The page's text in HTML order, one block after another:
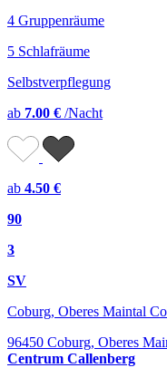
4 Gruppenräume
5 Schlafräume
Selbstverpflegung
ab 7.00 € /Nacht
ab 4.50 €
90
3
SV
Coburg, Oberes Maintal
96450 Coburg, Oberes
Centrum Callenberg